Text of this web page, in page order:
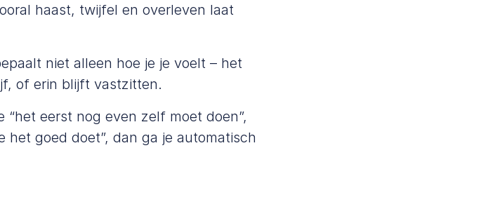
haast, twijfel en overleven laat
niet alleen hoe je je voelt – het
of erin blijft vastzitten.
eerst nog even zelf moet doen”,
het goed doet”, dan ga je automatisch